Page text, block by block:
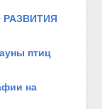
птиц
на